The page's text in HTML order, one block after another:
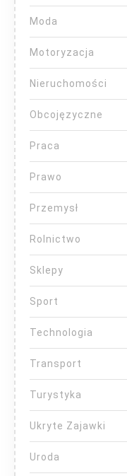
Moda
Motoryzacja
Nieruchomości
Obcojęzyczne
Praca
Prawo
Przemysł
Rolnictwo
Sklepy
Sport
Technologia
Transport
Turystyka
Ukryte Zajawki
Uroda